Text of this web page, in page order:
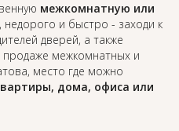
межкомнатную или
, недорого и быстро - заходи к
дверей, а также
межкомнатных и
место где можно
дома, офиса или